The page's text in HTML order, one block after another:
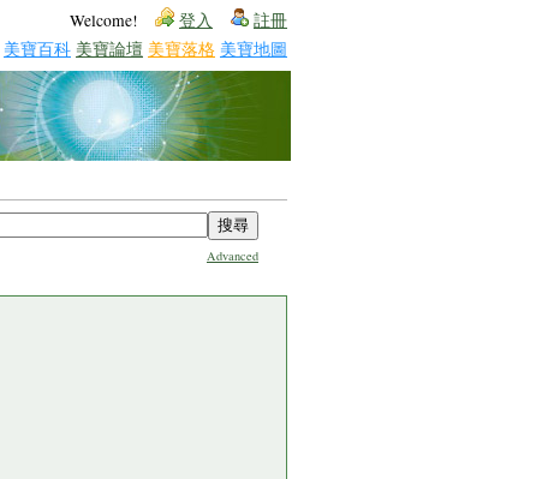
Welcome! 登入 註冊
美寶百科 美寶論壇 美寶落格 美寶地圖
Advanced